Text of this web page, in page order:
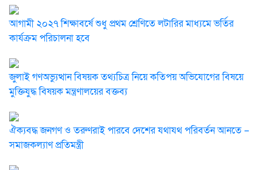
আগামী ২০২৭ শিক্ষাবর্ষে শুধু প্রথম শ্রেণিতে লটারির মাধ্যমে ভর্তির
কার্যক্রম পরিচালনা হবে
জুলাই গণঅভ্যুত্থান বিষয়ক তথ্যচিত্র নিয়ে কতিপয় অভিযোগের বিষয়ে
মুক্তিযুদ্ধ বিষয়ক মন্ত্রণালয়ের বক্তব্য
ঐক্যবদ্ধ জনগণ ও তরুণরাই পারবে দেশের যথাযথ পরিবর্তন আনতে –
সমাজকল্যাণ প্রতিমন্ত্রী